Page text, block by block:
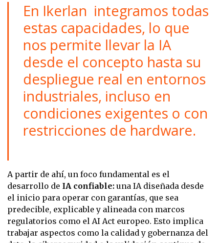
En Ikerlan integramos todas
estas capacidades, lo que
nos permite llevar la IA
desde el concepto hasta su
despliegue real en entornos
industriales, incluso en
condiciones exigentes o con
restricciones de hardware.
A partir de ahí, un foco fundamental es el
desarrollo de IA confiable: una IA diseñada desde
el inicio para operar con garantías, que sea
predecible, explicable y alineada con marcos
regulatorios como el AI Act europeo. Esto implica
trabajar aspectos como la calidad y gobernanza del